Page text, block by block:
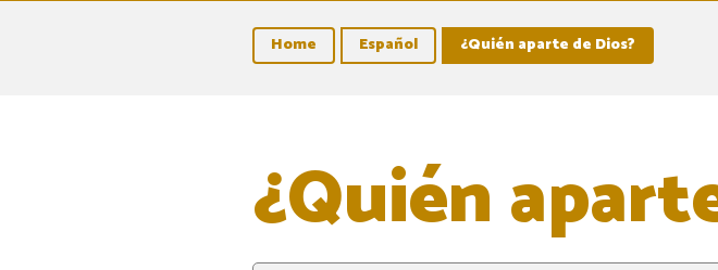
Home Español ¿Quién aparte de Dios?
¿Quién